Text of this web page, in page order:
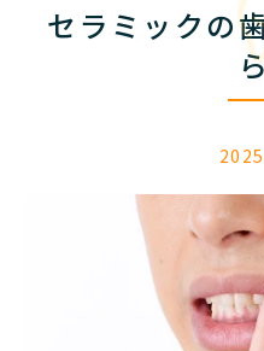
セラミックの